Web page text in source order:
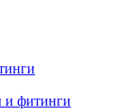
и фитинги